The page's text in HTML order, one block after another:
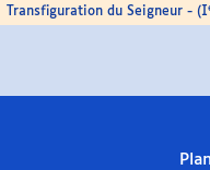
Transfiguration du Seigneur - (I